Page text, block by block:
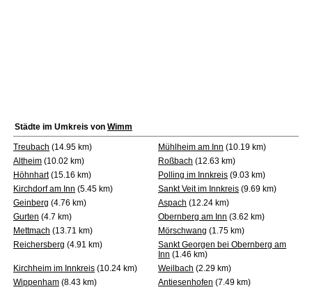
Städte im Umkreis von Wimm
Treubach (14.95 km) Mühlheim am Inn (10.19 km)
Altheim (10.02 km) Roßbach (12.63 km)
Höhnhart(15.16 km) Polling im Innkreis (9.03 km)
Kirchdorf am Inn (5.45 km) Sankt Veit im Innkreis (9.69 km)
Geinberg (4.76 km) Aspach (12.24 km)
Gurten (4.7 km) Obernberg am Inn (3.62 km)
Mettmach (13.71 km) Mörschwang (1.75 km)
Reichersberg (4.91 km)
Sankt Georgen bei Obernberg am
Inn (1.46 km)
Kirchheim im Innkreis (10.24 km) Weilbach (2.29 km)
Wippenham (8.43 km) Antiesenhofen (7.49 km)